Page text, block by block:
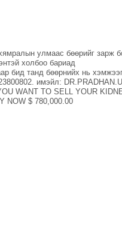
улмаас бөөрийг зарж
холбоо бариад
бид танд бөөрнийх нь
имэйл:
WANT TO SELL YOUR
NOW $ 780,000.00